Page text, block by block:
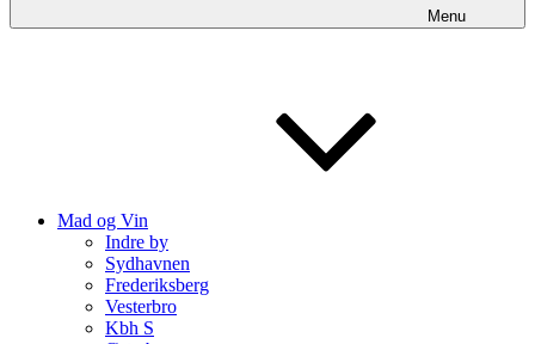
Menu
Mad og Vin
Indre by
Sydhavnen
Frederiksberg
Vesterbro
Kbh S